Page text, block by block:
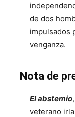
de dos
impulsados
venganza.
Nota de
El abstemio
veterano